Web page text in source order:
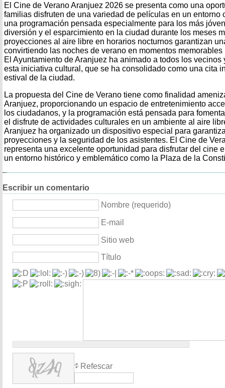
El Cine de Verano Aranjuez 2026 se presenta como una
familias disfruten de una variedad de películas en un entorno
una programación pensada especialmente para los más
diversión y el esparcimiento en la ciudad durante los meses
proyecciones al aire libre en horarios nocturnos garantizan
convirtiendo las noches de verano en momentos
El Ayuntamiento de Aranjuez ha animado a todos los
esta iniciativa cultural, que se ha consolidado como una cita
estival de la ciudad.
La propuesta del Cine de Verano tiene como finalidad
Aranjuez, proporcionando un espacio de entretenimiento
los ciudadanos, y la programación está pensada para
el disfrute de actividades culturales en un ambiente al aire
Aranjuez ha organizado un dispositivo especial para
proyecciones y la seguridad de los asistentes. El Cine de
representa una excelente oportunidad para disfrutar del cine
un entorno histórico y emblemático como la Plaza de la
Escribir un comentario
Nombre (requerido)
E-mail
Sitio web
Título
Refescar